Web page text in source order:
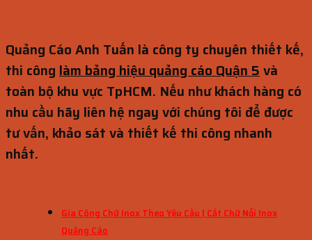
Quảng Cáo Anh Tuấn là công ty chuyên thiết kế,
thi công làm bảng hiệu quảng cáo Quận 5và
toàn bộ khu vực TpHCM. Nếu như khách hàng có
nhu cầu hãy liên hệ ngay với chúng tôi để được
tư vấn, khảo sát và thiết kế thi công nhanh
nhất.
Gia Công Chữ Inox Theo Yêu Cầu | Cắt Chữ Nổi Inox
Quảng Cáo